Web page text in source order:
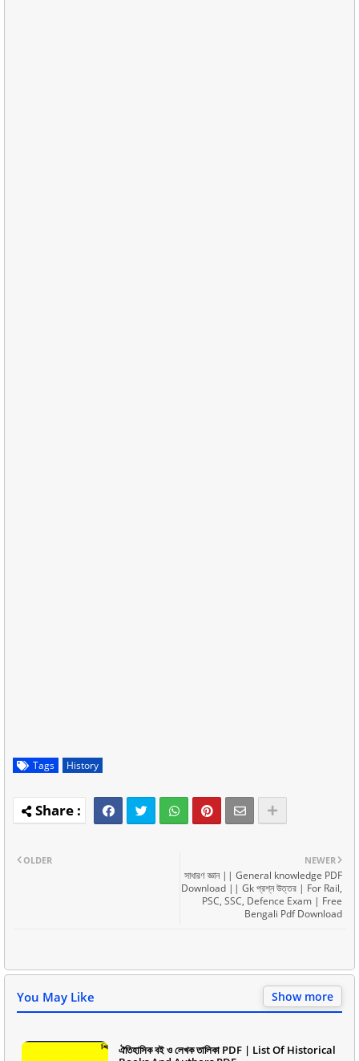
Tags History
NEWER
সাধারণ জ্ঞান || General knowledge PDF
Download || Gk প্রশ্ন উত্তর | For Rail,
PSC, SSC, Defence Exam | Free
Bengali Pdf Download
OLDER
You May Like Show more
ঐতিহাসিক বই ও লেখক তালিকা PDF | List Of Historical